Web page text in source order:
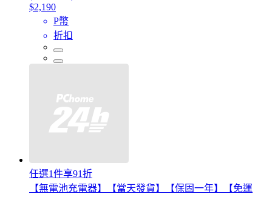
$2,190
P幣
折扣
任選1件享91折
【無電池充電器】【當天發貨】【保固一年】【免運